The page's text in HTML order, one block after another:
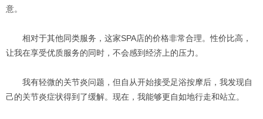
意。
相对于其他同类服务，这家SPA店的价格非常合理。性价比高，
让我在享受优质服务的同时，不会感到经济上的压力。
我有轻微的关节炎问题，但自从开始接受足浴按摩后，我发现自
己的关节炎症状得到了缓解。现在，我能够更自如地行走和站立。